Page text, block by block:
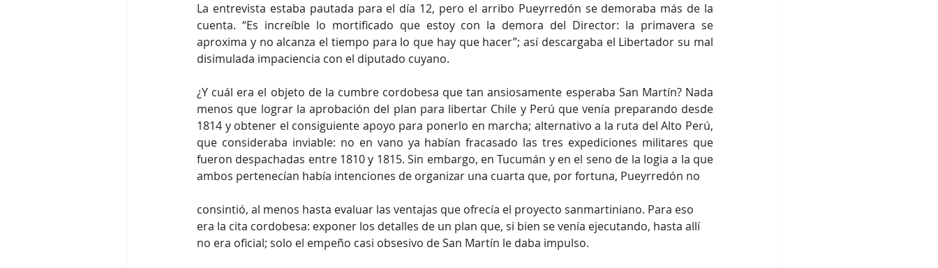
La entrevista estaba pautada para el día 12, pero el arribo Pueyrredón se demoraba más de la
cuenta. “Es increíble lo mortificado que estoy con la demora del Director: la primavera se
aproxima y no alcanza el tiempo para lo que hay que hacer”; así descargaba el Libertador su mal
disimulada impaciencia con el diputado cuyano.
¿Y cuál era el objeto de la cumbre cordobesa que tan ansiosamente esperaba San Martín? Nada
menos que lograr la aprobación del plan para libertar Chile y Perú que venía preparando desde
1814 y obtener el consiguiente apoyo para ponerlo en marcha; alternativo a la ruta del Alto Perú,
que consideraba inviable: no en vano ya habían fracasado las tres expediciones militares que
fueron despachadas entre 1810 y 1815. Sin embargo, en Tucumán y en el seno de la logia a la que
ambos pertenecían había intenciones de organizar una cuarta que, por fortuna, Pueyrredón no
consintió, al menos hasta evaluar las ventajas que ofrecía el proyecto sanmartiniano. Para eso
era la cita cordobesa: exponer los detalles de un plan que, si bien se venía ejecutando, hasta allí
no era oficial; solo el empeño casi obsesivo de San Martín le daba impulso.